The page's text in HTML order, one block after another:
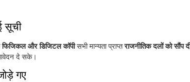
सूची
फिजिकल और डिजिटल कॉपीसभी मान्यता प्राप्तराजनीतिक दलों को सौंप
दे सके।
गए